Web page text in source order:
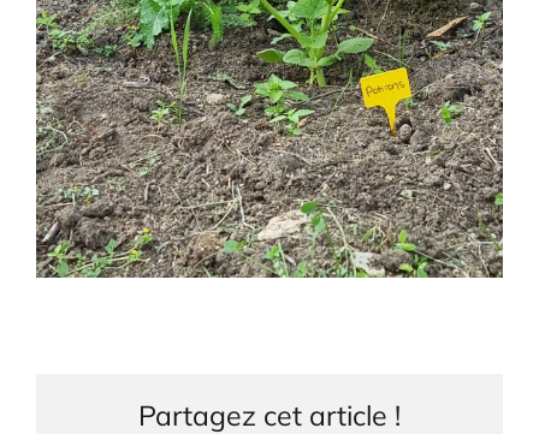
Partagez cet article !